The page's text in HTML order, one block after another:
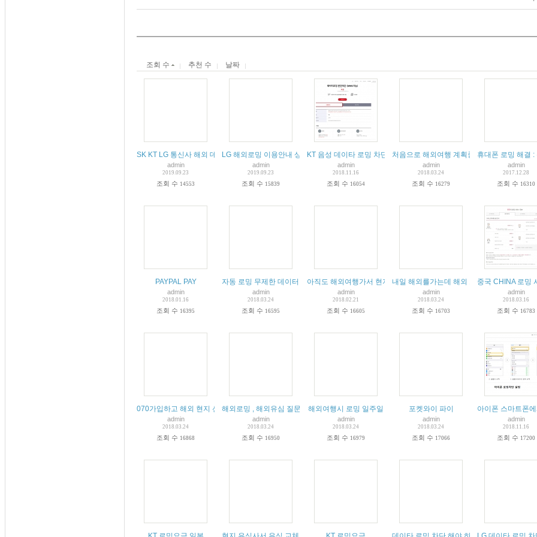
조회 수 추천 수 날짜
SK KT LG 통신사 해외 데이타 로밍 단점 및 해결 방법 및 통화요금 해결
admin
2019.09.23
조회 수 14553
LG 해외로밍 이용안내 상세정보 요금 국가별 로밍센타 연락처 전화번호
admin
2019.09.23
조회 수 15839
KT 음성 데이타 로밍 차단 서비스 고객센타 번호 연락처
admin
2018.11.16
조회 수 16054
처음으로 해외여행 계획중인데용 해외 로밍관
admin
2018.03.24
조회 수 16279
휴대폰 로밍 해결
admin
2017.12.28
조회 수 16310
PAYPAL PAY
admin
2018.01.16
조회 수 16395
자동 로밍 무제한 데이터 로밍 유심칩 현지 와이파이 에그, 포켓 와이파이
admin
2018.03.24
조회 수 16595
아직도 해외여행가서 현지유심 사세요?? 꿀팁 공개합니다
admin
2018.02.21
조회 수 16605
내일 해외를가는데 해외 로밍신청을 못했는
admin
2018.03.24
조회 수 16703
중국 CHINA 로밍
admin
2018.03.16
조회 수 16783
070가입하고 해외 현지 선불 유심을 구매 사용 강추
admin
2018.03.24
조회 수 16868
해외로밍 , 해외유심 질문 인터넷 속도, 데이터는 어떻게되나요? 데이터 무제한인가요
admin
2018.03.24
조회 수 16950
해외여행시 로밍 일주일
admin
2018.03.24
조회 수 16979
포켓와이 파이
admin
2018.03.24
조회 수 17066
아이폰 스마트폰
admin
2018.11.16
조회 수 17200